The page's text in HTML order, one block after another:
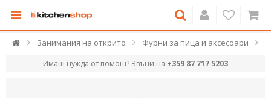
Занимания на открито Фурни за пица и аксесоари
Имаш нужда от помощ? Звъни на +359 87 717 5203